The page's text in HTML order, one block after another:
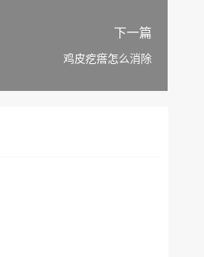
下一篇
鸡皮疙瘩怎么消除